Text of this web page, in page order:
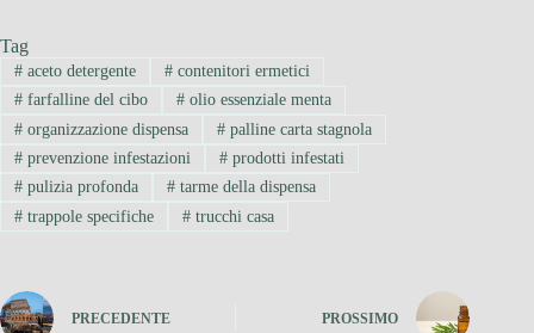
Tag
#aceto detergente #contenitori ermetici
#farfalline del cibo #olio essenziale menta
#organizzazione dispensa #palline carta stagnola
#prevenzione infestazioni #prodotti infestati
#pulizia profonda #tarme della dispensa
#trappole specifiche #trucchi casa
PRECEDENTE PROSSIMO